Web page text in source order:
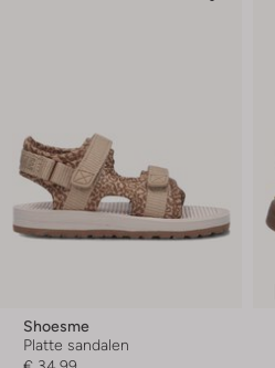
Shoesme
Platte sandalen